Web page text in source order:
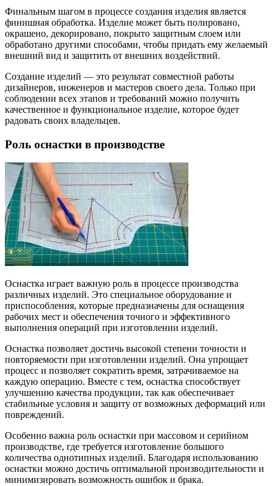
Финальным шагом в процессе создания изделия является
финишная обработка. Изделие может быть полировано,
окрашено, декорировано, покрыто защитным слоем или
обработано другими способами, чтобы придать ему желаемый
внешний вид и защитить от внешних воздействий.
Создание изделий — это результат совместной работы
дизайнеров, инженеров и мастеров своего дела. Только при
соблюдении всех этапов и требований можно получить
качественное и функциональное изделие, которое будет
радовать своих владельцев.
Роль оснастки в производстве
Оснастка играет важную роль в процессе производства
различных изделий. Это специальное оборудование и
приспособления, которые предназначены для оснащения
рабочих мест и обеспечения точного и эффективного
выполнения операций при изготовлении изделий.
Оснастка позволяет достичь высокой степени точности и
повторяемости при изготовлении изделий. Она упрощает
процесс и позволяет сократить время, затрачиваемое на
каждую операцию. Вместе с тем, оснастка способствует
улучшению качества продукции, так как обеспечивает
стабильные условия и защиту от возможных деформаций или
повреждений.
Особенно важна роль оснастки при массовом и серийном
производстве, где требуется изготовление большого
количества однотипных изделий. Благодаря использованию
оснастки можно достичь оптимальной производительности и
минимизировать возможность ошибок и брака.